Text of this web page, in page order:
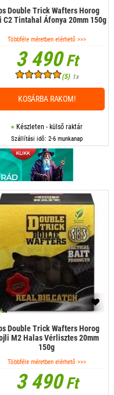
Double Trick Wafters Horog
C2 Tintahal Áfonya 20mm 150g
Többféle méretben elérhető >>>
3 490Ft
(5) 1x
Készleten - külső raktár
Szállítási idő: 2-6 munkanap
KOSÁRBA RAKOM!
Double Trick Wafters Horog
M2 Halas Vérlisztes 20mm
150g
Többféle méretben elérhető >>>
3 490Ft